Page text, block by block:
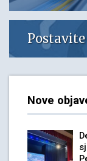
Nove